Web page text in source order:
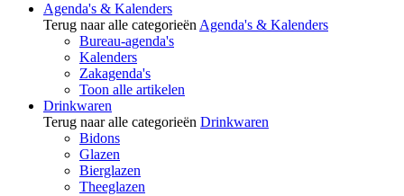
Agenda's & Kalenders
Terug naar alle categorieën Agenda's & Kalenders
Bureau-agenda's
Kalenders
Zakagenda's
Toon alle artikelen
Drinkwaren
Terug naar alle categorieën Drinkwaren
Bidons
Glazen
Bierglazen
Theeglazen